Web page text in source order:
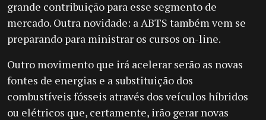
grande contribuição para esse segmento de
mercado. Outra novidade: a ABTS também vem se
preparando para ministrar os cursos on-line.
Outro movimento que irá acelerar serão as novas
fontes de energias e a substituição dos
combustíveis fósseis através dos veículos híbridos
ou elétricos que, certamente, irão gerar novas